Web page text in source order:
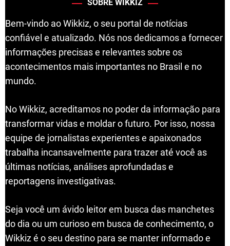
SOBRE WIKKIZ
Bem-vindo ao Wikkiz, o seu portal de notícias
confiável e atualizado. Nós nos dedicamos a fornecer
informações precisas e relevantes sobre os
acontecimentos mais importantes no Brasil e no
mundo.
No Wikkiz, acreditamos no poder da informação para
transformar vidas e moldar o futuro. Por isso, nossa
equipe de jornalistas experientes e apaixonados
trabalha incansavelmente para trazer até você as
últimas notícias, análises aprofundadas e
reportagens investigativas.
Seja você um ávido leitor em busca das manchetes
do dia ou um curioso em busca de conhecimento, o
Wikkiz é o seu destino para se manter informado e